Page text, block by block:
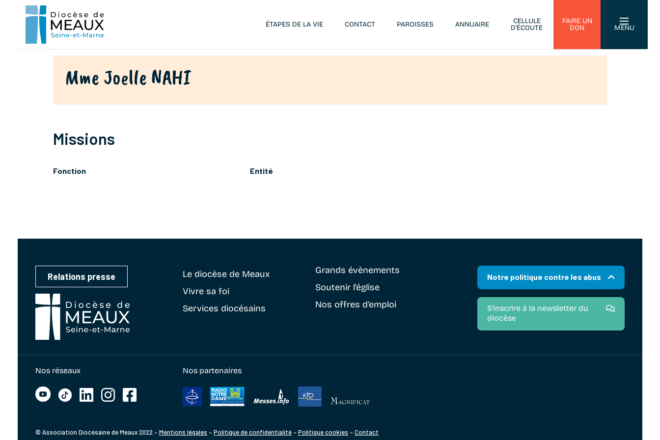
ÉTAPES DE LA VIE CONTACT PAROISSES ANNUAIRE
CELLULE
D’ÉCOUTE
FAIRE UN
DON
MENU
Mme Joelle NAHI
Missions
Fonction Entité
Relations presse Le diocèse de Meaux
Vivre sa foi
Services diocésains
Grands évènements
Soutenir l’église
Nos offres d’emploi
Notre politique contre les abus
S'inscrire à la newsletter du
diocèse
Nos réseaux Nos partenaires
© Association Diocésaine de Meaux 2022 – Mentions légales – Politique de confidentialité – Politique cookies – Contact